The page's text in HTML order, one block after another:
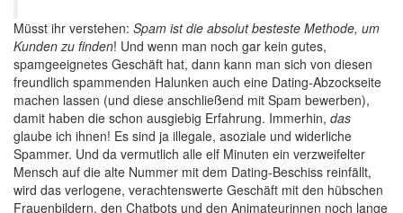
Müsst ihr verstehen: Spam ist die absolut besteste Methode, um
Kunden zu finden! Und wenn man noch gar kein gutes,
spamgeeignetes Geschäft hat, dann kann man sich von diesen
freundlich spammenden Halunken auch eine Dating-Abzockseite
machen lassen (und diese anschließend mit Spam bewerben),
damit haben die schon ausgiebig Erfahrung. Immerhin, das
glaube ich ihnen! Es sind ja illegale, asoziale und widerliche
Spammer. Und da vermutlich alle elf Minuten ein verzweifelter
Mensch auf die alte Nummer mit dem Dating-Beschiss reinfällt,
wird das verlogene, verachtenswerte Geschäft mit den hübschen
Frauenbildern, den Chatbots und den Animateurinnen noch lange